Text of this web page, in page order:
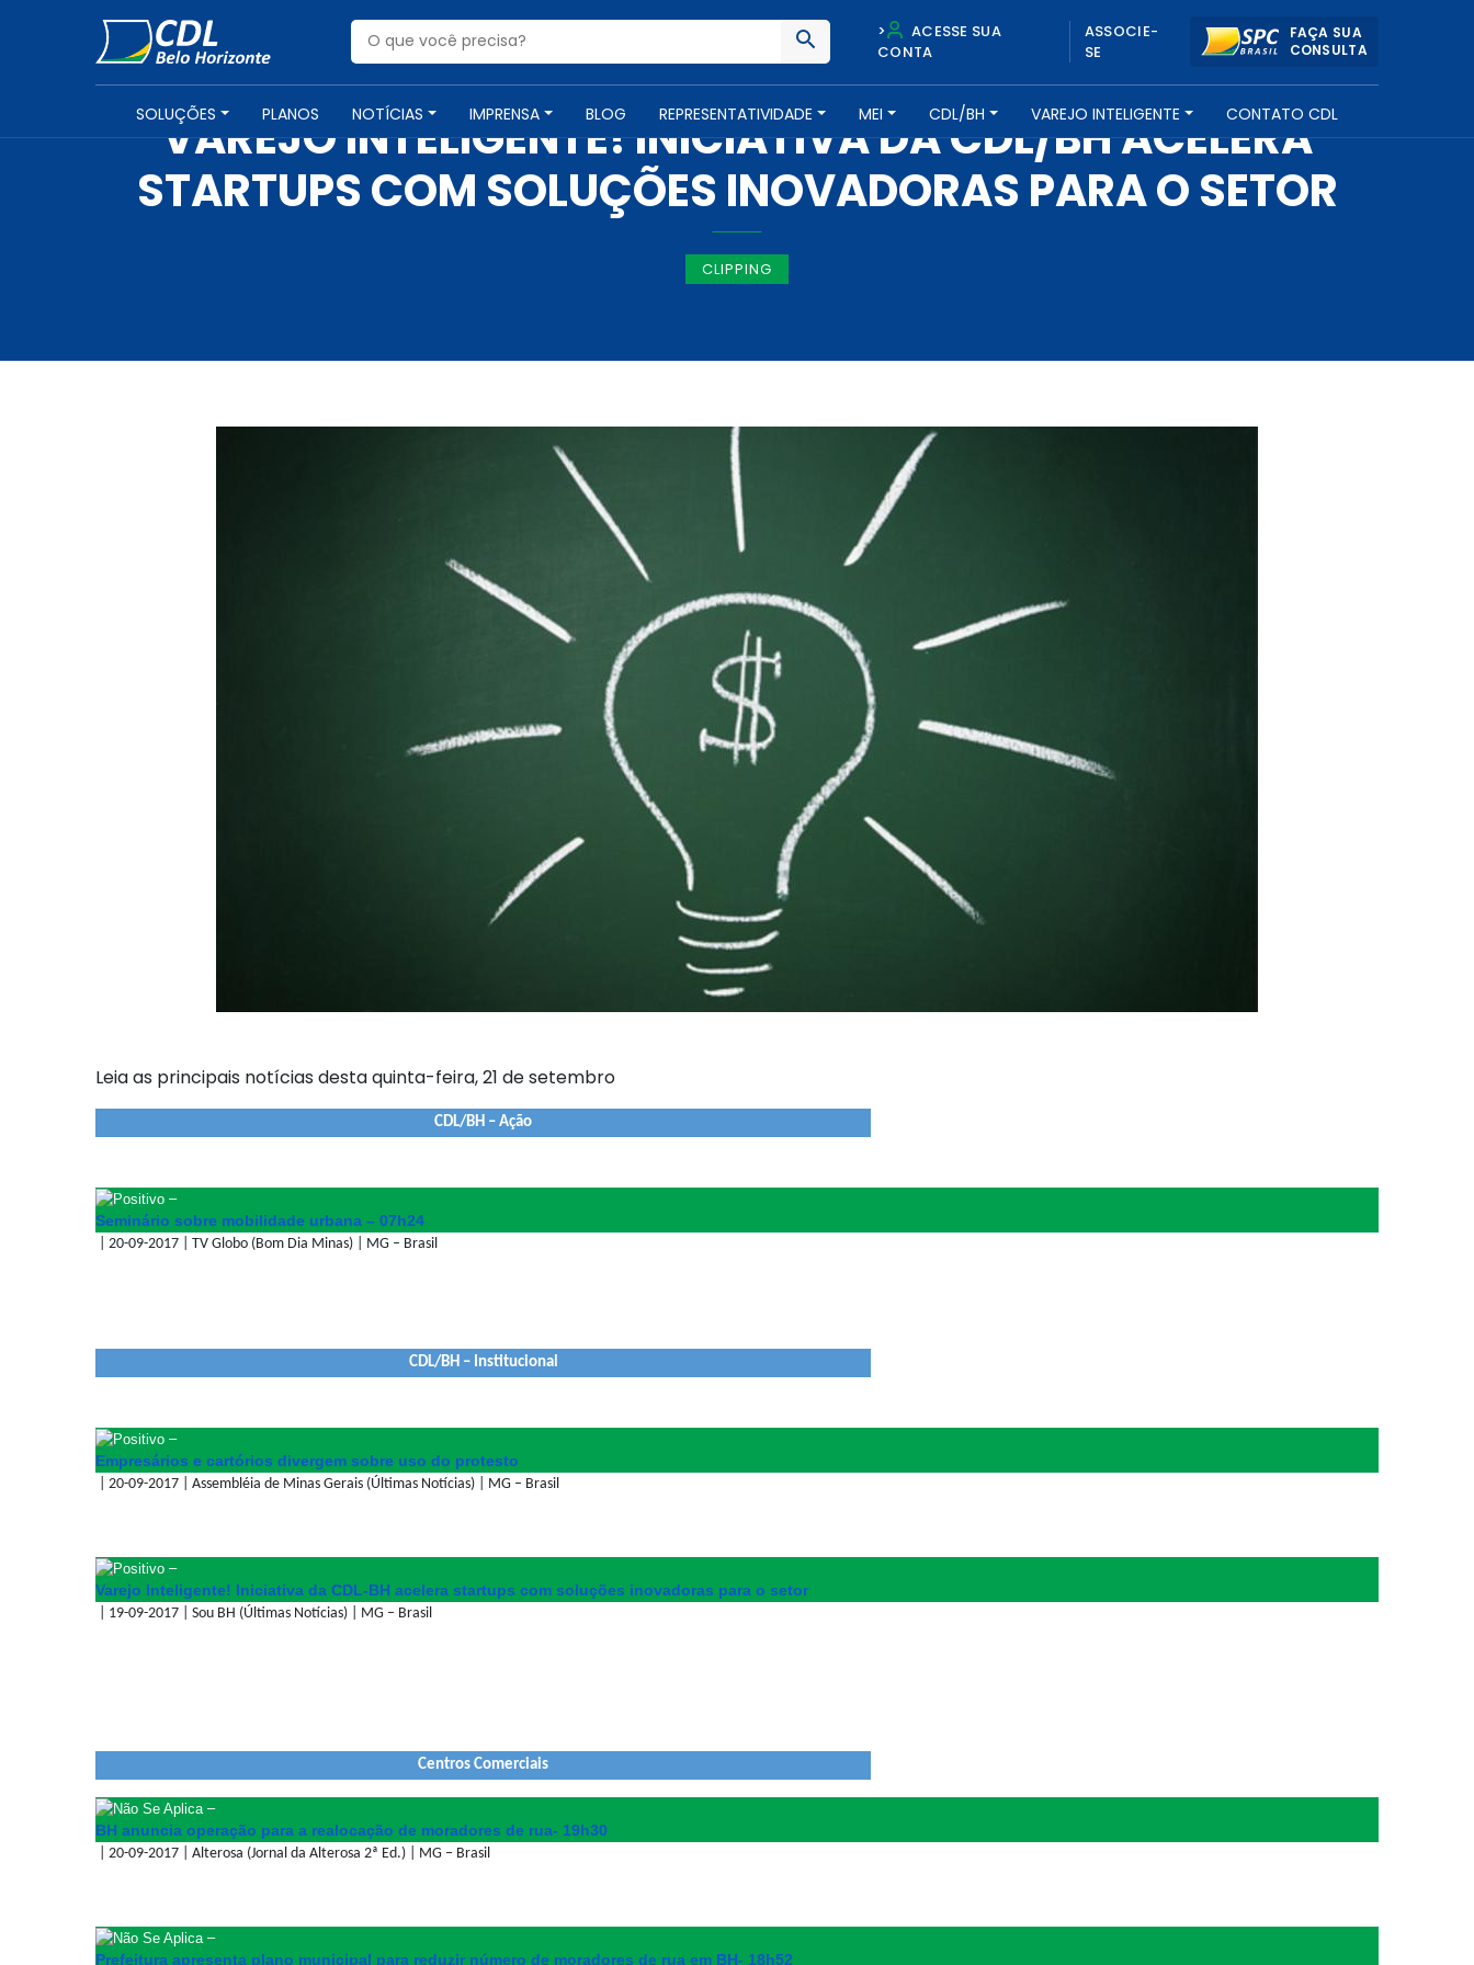
>
ACESSE SUA
CONTA
ASSOCIE-
SE
FAÇA SUA
CONSULTA
SOLUÇÕES PLANOS NOTÍCIAS IMPRENSA BLOG REPRESENTATIVIDADE MEI CDL/BH VAREJO INTELIGENTE CONTATO CDL
IMPRENSA -21 DE SETEMBRO DE 2017
VAREJO INTELIGENTE! INICIATIVA DA CDL/BH ACELERA
STARTUPS COM SOLUÇÕES INOVADORAS PARA O SETOR
CLIPPING
Leia as principais notícias desta quinta-feira, 21 de setembro
CDL/BH – Ação
–
Seminário sobre mobilidade urbana – 07h24
| 20-09-2017 | TV Globo (Bom Dia Minas) | MG – Brasil
CDL/BH – Institucional
–
Empresários e cartórios divergem sobre uso do protesto
| 20-09-2017 | Assembléia de Minas Gerais (Últimas Notícias) | MG – Brasil
–
Varejo Inteligente! Iniciativa da CDL-BH acelera startups com soluções inovadoras para o setor
| 19-09-2017 | Sou BH (Últimas Notícias) | MG – Brasil
Centros Comerciais
–
BH anuncia operação para a realocação de moradores de rua- 19h30
| 20-09-2017 | Alterosa (Jornal da Alterosa 2ª Ed.) | MG – Brasil
–
Prefeitura apresenta plano municipal para reduzir número de moradores de rua em BH- 18h52